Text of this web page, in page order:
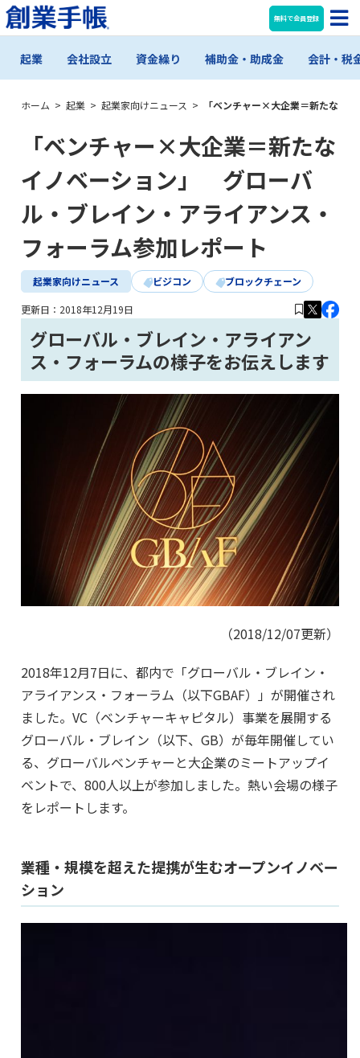
無料で会員登録
起業 会社設立 資金繰り 補助金・助成金 会計・税
ホーム > 起業 > 起業家向けニュース > 「ベンチャー×大企業＝新たなイ
「ベンチャー×大企業＝新たな
イノベーション」 グローバ
ル・ブレイン・アライアンス・
フォーラム参加レポート
起業家向けニュース ビジコン ブロックチェーン
更新日： 2018年12月19日
グローバル・ブレイン・アライアン
ス・フォーラムの様子をお伝えします
（2018/12/07更新）
2018年12月7日に、都内で「グローバル・ブレイン・
アライアンス・フォーラム（以下GBAF）」が開催され
ました。VC（ベンチャーキャピタル）事業を展開する
グローバル・ブレイン（以下、GB）が毎年開催してい
る、グローバルベンチャーと大企業のミートアップイ
ベントで、800人以上が参加しました。熱い会場の様子
をレポートします。
業種・規模を超えた提携が生むオープンイノベー
ション